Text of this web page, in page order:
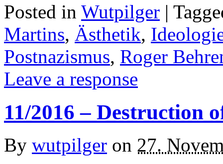
Posted in Wutpilger |
Martins, Ästhetik,
Postnazismus, Roger
Leave a response
11/2016 – Destruction
By wutpilger on 27.